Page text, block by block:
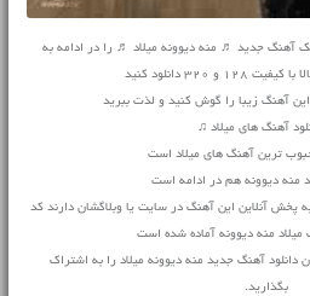
آهنگ جدید ♬ منه دیوونه میلاد ♬ را در ادامه به
و 320 دانلود کنید
این آهنگ زیبا را گوش کنید و لذت ببرید
آهنگ های میلاد ♫
ترین آهنگ های میلاد است
منه دیوونه هم در ادامه است
پخش آنلاین این آهنگ در سایت یا وبلاگشان دارند کد
منه دیوونه آماده شده است
آهنگ جدید منه دیوونه میلاد را به اشتراک
بگذارید.